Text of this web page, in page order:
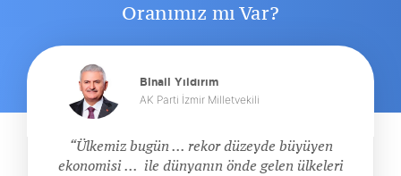
Oranımız mı Var?
Binali Yıldırım
AK Parti İzmir Milletvekili
Ülkemiz bugün ... rekor düzeyde büyüyen
ekonomisi ... ile dünyanın önde gelen ülkeleri